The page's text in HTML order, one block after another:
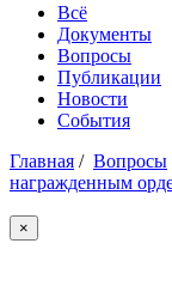
Всё
Документы
Вопросы
Публикации
Новости
События
Главная / Вопросы
награжденным
×